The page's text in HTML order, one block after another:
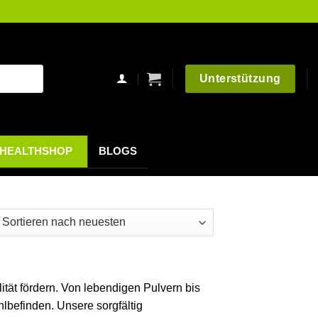
Unterstützung
HEALTHSHOP BLOGS
fördern. Von lebendigen Pulvern bis
Unsere sorgfältig